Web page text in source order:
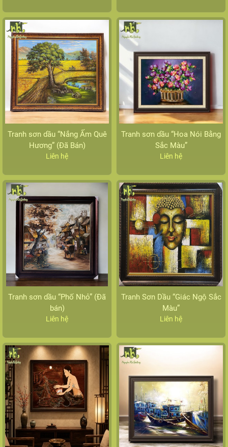
Tranh sơn dầu “Nắng Ấm Quê
Hương” (Đã Bán)
Liên hệ
Tranh sơn dầu “Hoa Nói Bằng
Sắc Màu”
Liên hệ
Tranh sơn dầu “Phố Nhỏ” (Đã
bán)
Liên hệ
Tranh Sơn Dầu “Giác Ngộ Sắc
Màu”
Liên hệ